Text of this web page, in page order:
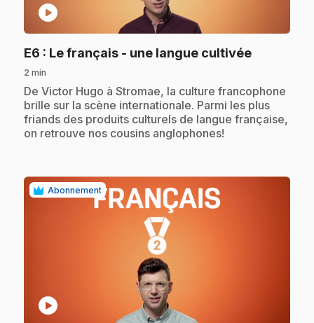
play_circle
E6 : Le français - une langue cultivée.
2 min
.De Victor Hugo à Stromae, la culture francophone
brille sur la scène internationale. Parmi les plus
friands des produits culturels de langue française,
on retrouve nos cousins anglophones!
Abonnement
play_circle